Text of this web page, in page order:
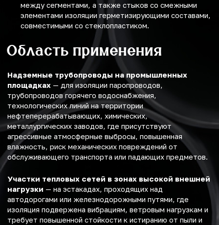
между сегментами, а также стыков со смежными
элементами изоляции герметизирующими составами,
совместимыми со стеклопластиком.
Область применения
Надземные трубопроводы на промышленных
площадках — для изоляции паропроводов,
трубопроводов горячего водоснабжения,
технологических линий на территории
нефтеперерабатывающих, химических,
металлургических заводов, где присутствуют
агрессивные атмосферные выбросы, повышенная
влажность, риск механических повреждений от
обслуживающего транспорта или падающих предметов.
Участки тепловых сетей в зонах высокой внешней
нагрузки — на эстакадах, проходящих над
автодорогами или железнодорожными путями, где
изоляция подвержена вибрациям, ветровым нагрузкам и
требует повышенной стойкости к истиранию от пыли и